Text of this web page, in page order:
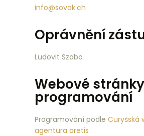
info@sovak.ch
Oprávnění
Ludovit Szabo
Webové
programování
Programování podle Curyšská
agentura aretis